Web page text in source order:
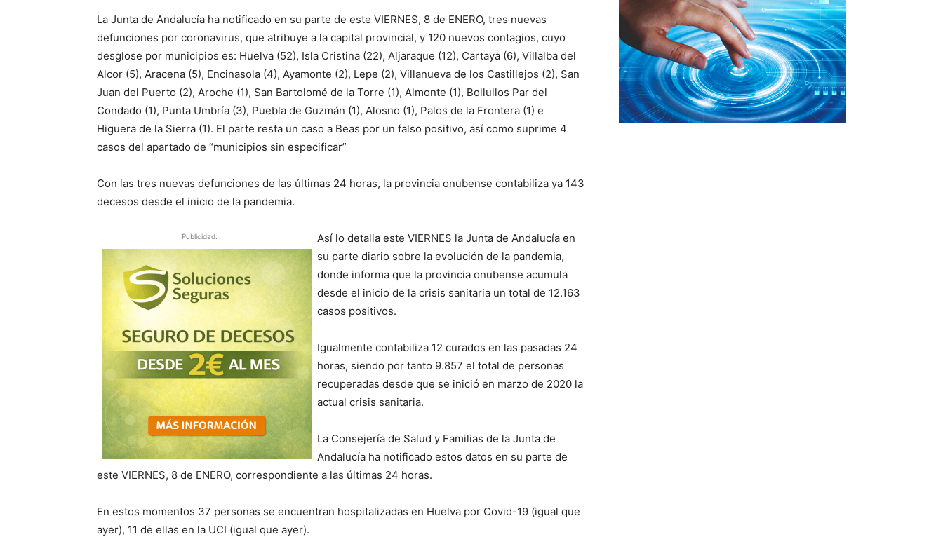
La Junta de Andalucía ha notificado en su parte de este VIERNES, 8 de ENERO, tres nuevas
defunciones por coronavirus, que atribuye a la capital provincial, y 120 nuevos contagios, cuyo
desglose por municipios es: Huelva (52), Isla Cristina (22), Aljaraque (12), Cartaya (6), Villalba del
Alcor (5), Aracena (5), Encinasola (4), Ayamonte (2), Lepe (2), Villanueva de los Castillejos (2), San
Juan del Puerto (2), Aroche (1), San Bartolomé de la Torre (1), Almonte (1), Bollullos Par del
Condado (1), Punta Umbría (3), Puebla de Guzmán (1), Alosno (1), Palos de la Frontera (1) e
Higuera de la Sierra (1). El parte resta un caso a Beas por un falso positivo, así como suprime 4
casos del apartado de “municipios sin especificar”
Con las tres nuevas defunciones de las últimas 24 horas, la provincia onubense contabiliza ya 143
decesos desde el inicio de la pandemia.
Publicidad.
Así lo detalla este VIERNES la Junta de Andalucía en
su parte diario sobre la evolución de la pandemia,
donde informa que la provincia onubense acumula
desde el inicio de la crisis sanitaria un total de 12.163
casos positivos.
Igualmente contabiliza 12 curados en las pasadas 24
horas, siendo por tanto 9.857 el total de personas
recuperadas desde que se inició en marzo de 2020 la
actual crisis sanitaria.
La Consejería de Salud y Familias de la Junta de
Andalucía ha notificado estos datos en su parte de
este VIERNES, 8 de ENERO, correspondiente a las últimas 24 horas.
En estos momentos 37 personas se encuentran hospitalizadas en Huelva por Covid-19 (igual que
ayer), 11 de ellas en la UCI (igual que ayer).